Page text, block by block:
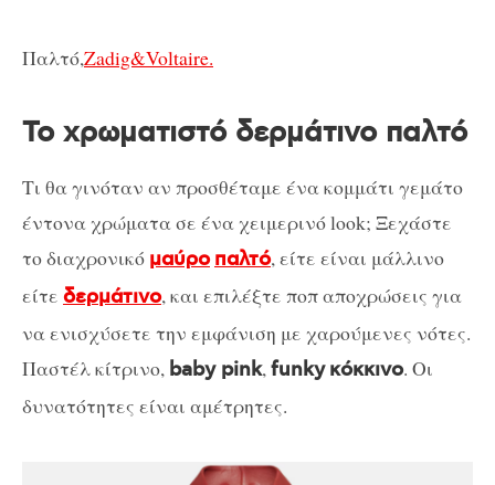
Παλτό,Zadig&Voltaire.
Το χρωματιστό δερμάτινο παλτό
Τι θα γινόταν αν προσθέταμε ένα κομμάτι γεμάτο
έντονα χρώματα σε ένα χειμερινό look; Ξεχάστε
το διαχρονικό μαύρο παλτό, είτε είναι μάλλινο
είτε δερμάτινο, και επιλέξτε ποπ αποχρώσεις για
να ενισχύσετε την εμφάνιση με χαρούμενες νότες.
Παστέλ κίτρινο, baby pink,funky κόκκινο. Οι
δυνατότητες είναι αμέτρητες.